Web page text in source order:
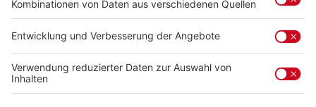
Ich habe die
Datenschutzbestimmungen zur
Kenntnis genommen und die
AGB
gelesen und bin
Die mit einem Stern (*) markierten Felder sind
Pflichtfelder.